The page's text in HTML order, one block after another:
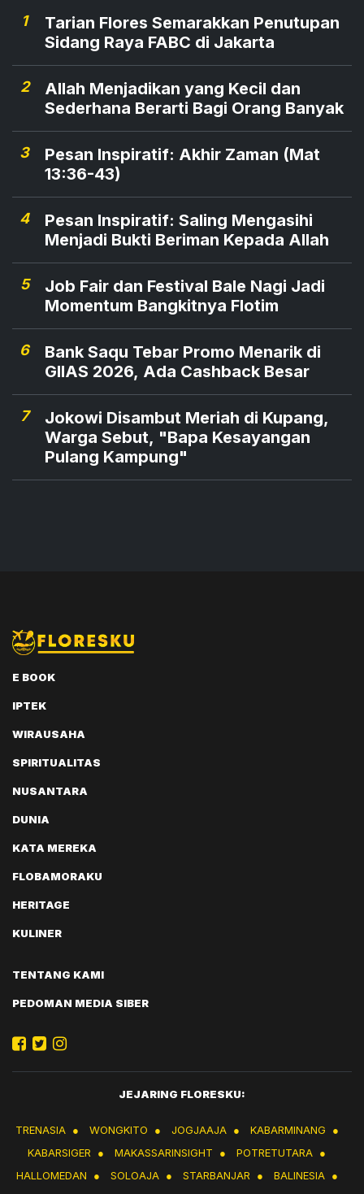
1
Tarian Flores Semarakkan Penutupan
Sidang Raya FABC di Jakarta
2
Allah Menjadikan yang Kecil dan
Sederhana Berarti Bagi Orang Banyak
3
Pesan Inspiratif: Akhir Zaman (Mat
13:36-43)
4
Pesan Inspiratif: Saling Mengasihi
Menjadi Bukti Beriman Kepada Allah
5
Job Fair dan Festival Bale Nagi Jadi
Momentum Bangkitnya Flotim
6
Bank Saqu Tebar Promo Menarik di
GIIAS 2026, Ada Cashback Besar
7
Jokowi Disambut Meriah di Kupang,
Warga Sebut, "Bapa Kesayangan
Pulang Kampung"
E BOOK
IPTEK
WIRAUSAHA
SPIRITUALITAS
NUSANTARA
DUNIA
KATA MEREKA
FLOBAMORAKU
HERITAGE
KULINER
TENTANG KAMI
PEDOMAN MEDIA SIBER
JEJARING FLORESKU:
TRENASIA ● WONGKITO ● JOGJAAJA ● KABARMINANG
●
KABARSIGER
● MAKASSARINSIGHT ● POTRETUTARA ●
HALLOMEDAN
● SOLOAJA ● STARBANJAR ● BALINESIA ●